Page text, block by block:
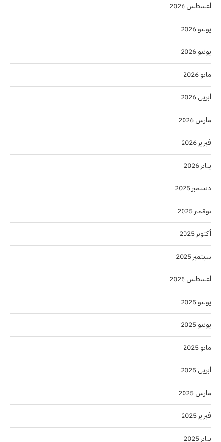
أغسطس 2026
يوليو 2026
يونيو 2026
مايو 2026
أبريل 2026
مارس 2026
فبراير 2026
يناير 2026
ديسمبر 2025
نوفمبر 2025
أكتوبر 2025
سبتمبر 2025
أغسطس 2025
يوليو 2025
يونيو 2025
مايو 2025
أبريل 2025
مارس 2025
فبراير 2025
يناير 2025